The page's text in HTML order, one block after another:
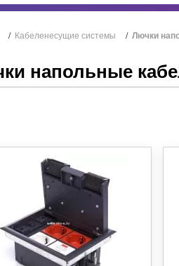
/ Кабеленесущие системы / Лючки
напольные